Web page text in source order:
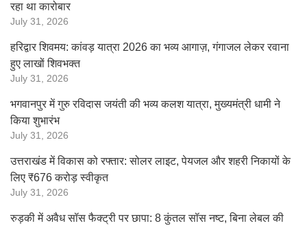
रहा था कारोबार
July 31, 2026
हरिद्वार शिवमय: कांवड़ यात्रा 2026 का भव्य आगाज़, गंगाजल लेकर रवाना
हुए लाखों शिवभक्त
July 31, 2026
भगवानपुर में गुरु रविदास जयंती की भव्य कलश यात्रा, मुख्यमंत्री धामी ने
किया शुभारंभ
July 31, 2026
उत्तराखंड में विकास को रफ्तार: सोलर लाइट, पेयजल और शहरी निकायों के
लिए ₹676 करोड़ स्वीकृत
July 31, 2026
रुड़की में अवैध सॉस फैक्ट्री पर छापा: 8 कुंतल सॉस नष्ट, बिना लेबल की